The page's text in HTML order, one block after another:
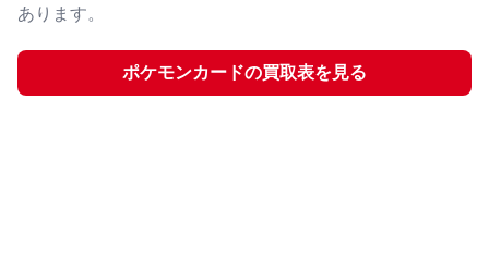
あります。
ポケモンカードの買取表を見る